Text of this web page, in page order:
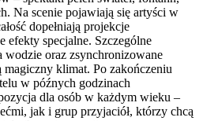
Na scenie pojawiają się artyści w
dopełniają projekcje
specjalne. Szczególne
wodzie oraz zsynchronizowane
klimat. Po zakończeniu
w późnych godzinach
dla osób w każdym wieku –
jak i grup przyjaciół, którzy chcą